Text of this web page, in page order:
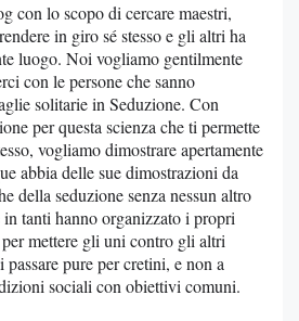
con lo scopo di cercare maestri,
in giro sé stesso e gli altri ha
luogo. Noi vogliamo gentilmente
con le persone che sanno
solitarie in Seduzione. Con
per questa scienza che ti permette
vogliamo dimostrare apertamente
abbia delle sue dimostrazioni da
della seduzione senza nessun altro
tanti hanno organizzato i propri
mettere gli uni contro gli altri
pure per cretini, e non a
sociali con obiettivi comuni.